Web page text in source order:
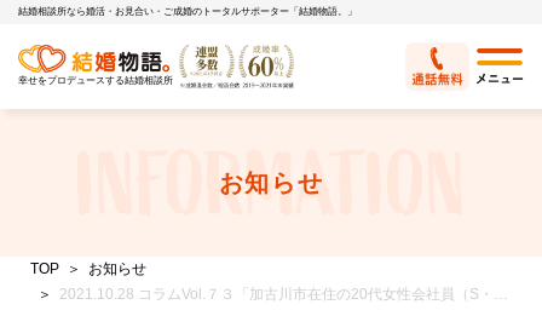
結婚相談所なら婚活・お見合い・ご成婚のトータルサポーター「結婚物語。」
幸せをプロデュースする結婚相談所
お知らせ
TOP
お知らせ
2021.10.28 コラムVol.７３「加古川市在住の20代女性会社員（S・O）さんが入会を決めた時の感想をこのように語っています。」を掲載いたしました